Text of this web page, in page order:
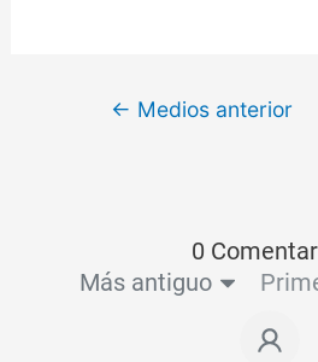
← Medios anterior
0
Más antiguo